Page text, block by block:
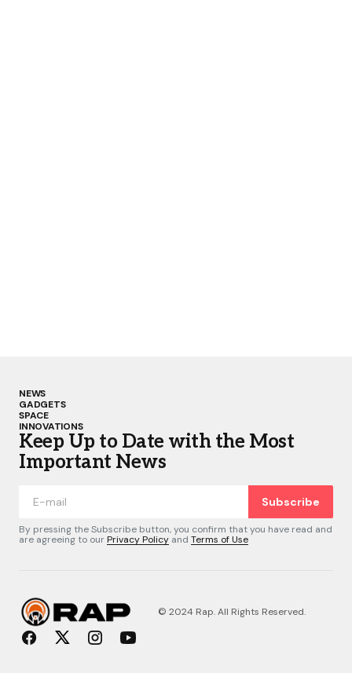
NEWS
GADGETS
SPACE
INNOVATIONS
Keep Up to Date with the Most
Important News
Subscribe
By pressing the Subscribe button, you confirm that you have read and
are agreeing to ourPrivacy Policy and Terms of Use
© 2024 Rap. All Rights Reserved.